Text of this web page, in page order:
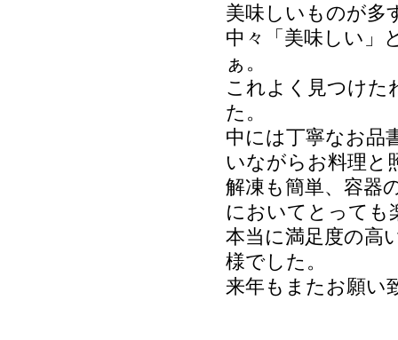
美味しいものが多
中々「美味しい」
ぁ。
これよく見つけた
た。
中には丁寧なお品
いながらお料理と
解凍も簡単、容器
においてとっても
本当に満足度の高
様でした。
来年もまたお願い